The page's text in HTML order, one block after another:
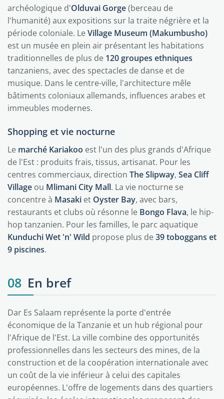
archéologique d'Olduvai Gorge(berceau de
l'humanité) aux expositions sur la traite négrière et la
période coloniale. LeVillage Museum (Makumbusho)
est un musée en plein air présentant les habitations
traditionnelles de plus de 120 groupes ethniques
tanzaniens, avec des spectacles de danse et de
musique. Dans le centre-ville, l'architecture mêle
bâtiments coloniaux allemands, influences arabes et
immeubles modernes.
Shopping et vie nocturne
Le marché Kariakoo est l'un des plus grands d'Afrique
de l'Est : produits frais, tissus, artisanat. Pour les
centres commerciaux, direction The Slipway, Sea Cliff
Village ou Mlimani City Mall. La vie nocturne se
concentre à Masaki et Oyster Bay, avec bars,
restaurants et clubs où résonne le Bongo Flava, le hip-
hop tanzanien. Pour les familles, le parc aquatique
Kunduchi Wet 'n' Wild propose plus de39 toboggans et
9 piscines.
08 En bref
Dar Es Salaam représente la porte d'entrée
économique de la Tanzanie et un hub régional pour
l'Afrique de l'Est. La ville combine des opportunités
professionnelles dans les secteurs des mines, de la
construction et de la coopération internationale avec
un coût de la vie inférieur à celui des capitales
européennes. L'offre de logements dans des quartiers